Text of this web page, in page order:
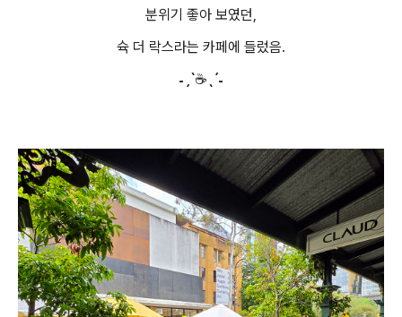
분위기 좋아 보였던,
슉 더 락스라는 카페에 들렀음.
˗ˏˋ☕ˎˊ˗